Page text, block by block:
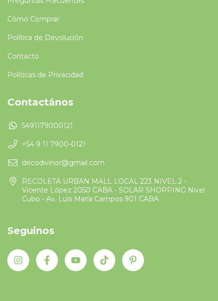
Cómo Comprar
Política de Devolución
Contacto
Politicas de Privacidad
Contactános
5491179000121
+54 9 11 7900-0121
decodivinor@gmail.com
RECOLETA URBAN MALL LOCAL 223 NIVEL 2 -
Vicente López 2050 CABA - SOLAR SHOPPING Nivel
Cubo - Av. Luis María Campos 901 CABA
Seguinos